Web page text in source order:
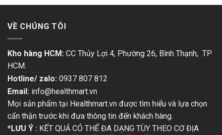
VỀ CHÚNG TÔI
Kho hàng HCM: CC Thủy Lợi 4, Phường 26, Bình Thạnh, TP
HCM.
Hotline/ zalo: 0937 807 812
Email: info@healthmart.vn
Mọi sản phẩm tại Healthmart.vn được tìm hiểu và lựa chọn
cẩn thận trước khi đưa thông tin đến khách hàng.
*LƯU Ý : KẾT QUẢ CÓ THỂ ĐA DẠNG TÙY THEO CƠ ĐỊA